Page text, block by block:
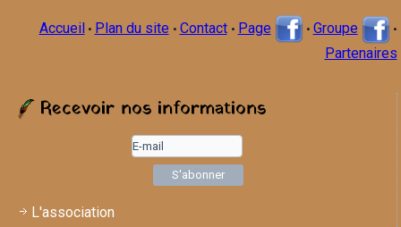
Accueil • Plan du site • Contact • Page • Groupe •
Partenaires
Recevoir nos informations
L'association